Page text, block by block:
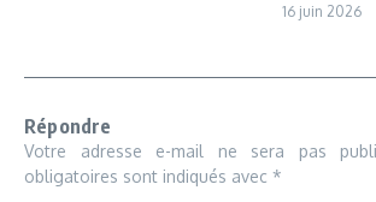
16 juin 2026
Répondre
Votre adresse e-mail ne sera pas
obligatoires sont indiqués avec *